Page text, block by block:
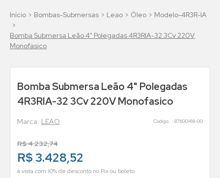
Bombas-Submersas Leao Óleo Modelo-4R3R-IA
Bomba Submersa Leão 4" Polegadas 4R3RIA-32 3Cv 220V
Monofasico
Bomba Submersa Leão 4" Polegadas
4R3RIA-32 3Cv 220V Monofasico
LEAO : 87600418-00
R$4.232,74
R$ 3.428,52
à vista com 10% de desconto no Pix ou boleto